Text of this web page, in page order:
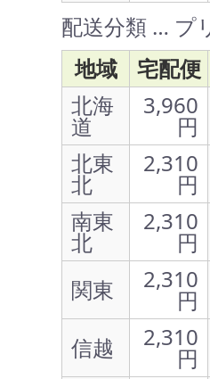
配送分類 … プ
地域
宅配便
北海
道
3,960
円
北東
北
2,310
円
南東
北
2,310
円
関東
2,310
円
信越
2,310
円